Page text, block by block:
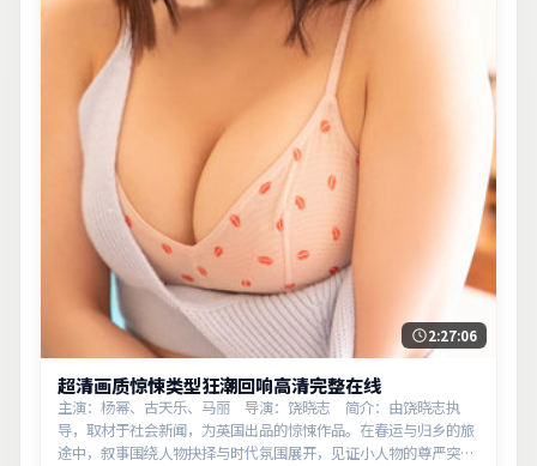
2:27:06
超清画质惊悚类型狂潮回响高清完整在线
主演：杨幂、古天乐、马丽 导演：饶晓志 简介：由饶晓志执
导，取材于社会新闻，为英国出品的惊悚作品。在春运与归乡的旅
途中，叙事围绕人物抉择与时代氛围展开，见证小人物的尊严突